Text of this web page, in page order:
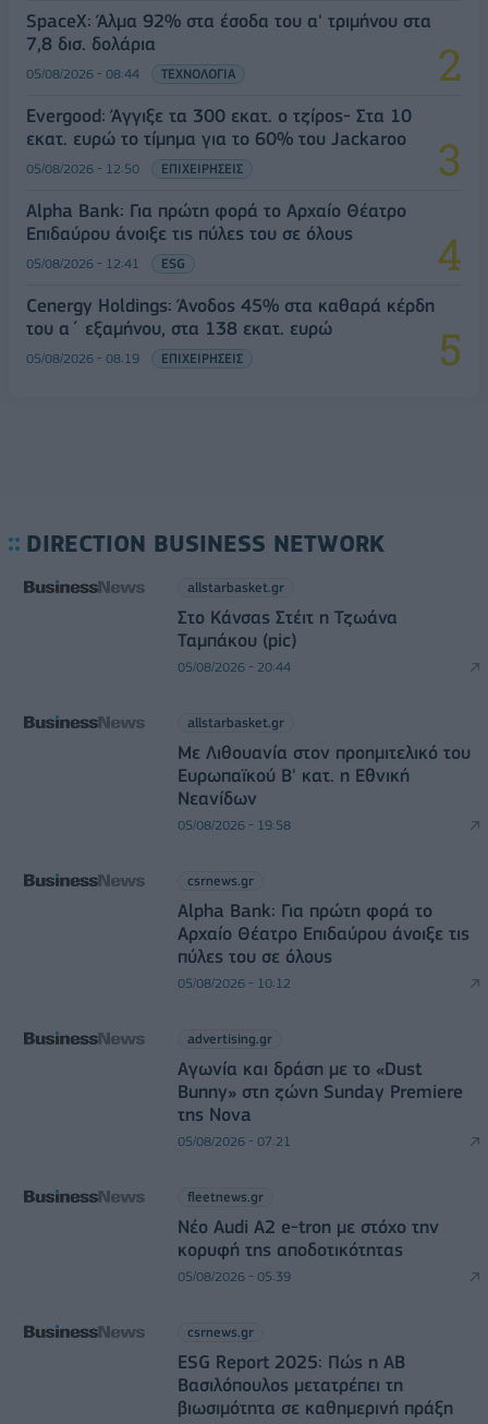
SpaceX: Άλμα 92% στα έσοδα του α' τριμήνου στα
7,8 δισ. δολάρια
05/08/2026 - 08:44 ΤΕΧΝΟΛΟΓΙΑ
Evergood: Άγγιξε τα 300 εκατ. ο τζίρος- Στα 10
εκατ. ευρώ το τίμημα για το 60% του Jackaroo
05/08/2026 - 12:50 ΕΠΙΧΕΙΡΗΣΕΙΣ
Alpha Bank: Για πρώτη φορά το Αρχαίο Θέατρο
Επιδαύρου άνοιξε τις πύλες του σε όλους
05/08/2026 - 12:41 ESG
Cenergy Holdings: Άνοδος 45% στα καθαρά κέρδη
του α΄ εξαμήνου, στα 138 εκατ. ευρώ
05/08/2026 - 08:19 ΕΠΙΧΕΙΡΗΣΕΙΣ
DIRECTION BUSINESS NETWORK
allstarbasket.gr
Στο Κάνσας Στέιτ η Τζωάνα
Ταμπάκου (pic)
05/08/2026 - 20:44
allstarbasket.gr
Με Λιθουανία στον προημιτελικό του
Ευρωπαϊκού Β' κατ. η Εθνική
Νεανίδων
05/08/2026 - 19:58
csrnews.gr
Alpha Bank: Για πρώτη φορά το
Αρχαίο Θέατρο Επιδαύρου άνοιξε τις
πύλες του σε όλους
05/08/2026 - 10:12
advertising.gr
Αγωνία και δράση με το «Dust
Bunny» στη ζώνη Sunday Premiere
της Nova
05/08/2026 - 07:21
fleetnews.gr
Νέο Audi A2 e-tron με στόχο την
κορυφή της αποδοτικότητας
05/08/2026 - 05:39
csrnews.gr
ESG Report 2025: Πώς η ΑΒ
Βασιλόπουλος μετατρέπει τη
βιωσιμότητα σε καθημερινή πράξη